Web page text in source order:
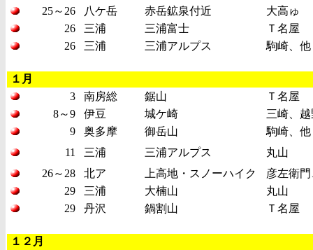
25～26
八ケ岳 赤岳鉱泉付近
大高ゅ
26
三浦 三浦富士
Ｔ名屋
26
三浦 三浦アルプス 駒崎、
１月
3
南房総 鋸山
Ｔ名屋
8～9
伊豆 城ケ崎
三崎、
9
奥多摩 御岳山
駒崎、
11
三浦 三浦アルプス
丸山
26～28
北ア 上高地・スノーハイク
彦左衛
29
三浦 大楠山
丸山
29
丹沢 鍋割山 Ｔ名屋
１２月